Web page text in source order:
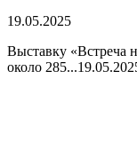
19.05.2025
Выставку «Встреча
около 285...